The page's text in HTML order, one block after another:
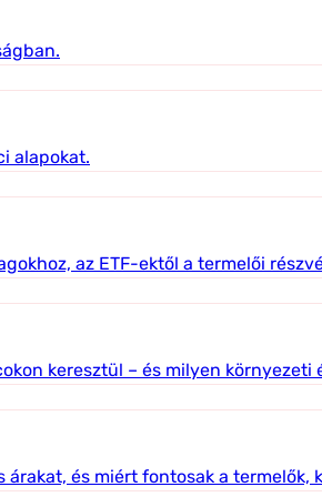
alapokat.
az ETF-ektől a termelői
keresztül – és milyen
és miért fontosak a termelők,